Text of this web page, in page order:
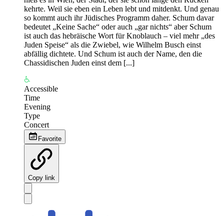
kehrte. Weil sie eben ein Leben lebt und mitdenkt. Und genau
so kommt auch ihr Jüdisches Programm daher. Schum davar
bedeutet „Keine Sache“ oder auch „gar nichts“ aber Schum
ist auch das hebräische Wort für Knoblauch – viel mehr „des
Juden Speise“ als die Zwiebel, wie Wilhelm Busch einst
abfällig dichtete. Und Schum ist auch der Name, den die
Chassidischen Juden einst dem [...]
Accessible
Time
Evening
Type
Concert
Favorite
Copy link